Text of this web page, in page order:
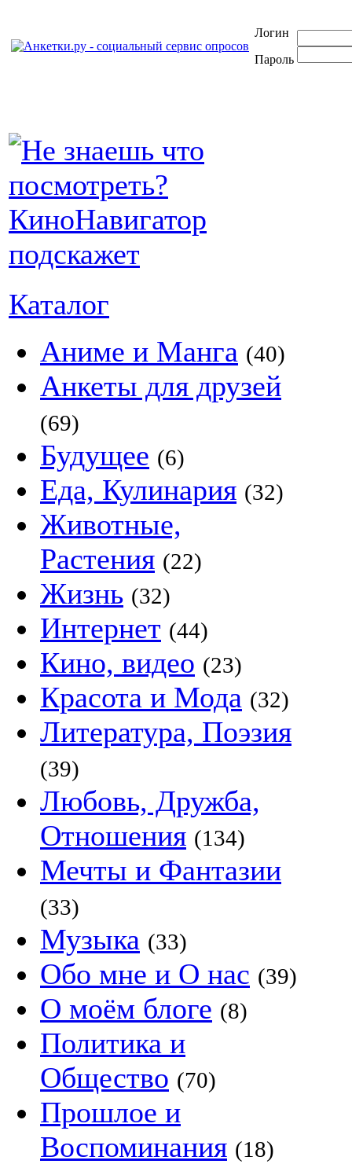
Логин
Пароль
Каталог
Аниме и Манга (40)
Анкеты для друзей
(69)
Будущее (6)
Еда, Кулинария (32)
Животные,
Растения (22)
Жизнь (32)
Интернет (44)
Кино, видео (23)
Красота и Мода (32)
Литература, Поэзия
(39)
Любовь, Дружба,
Отношения (134)
Мечты и Фантазии
(33)
Музыка (33)
Обо мне и О нас (39)
О моём блоге (8)
Политика и
Общество (70)
Прошлое и
Воспоминания (18)